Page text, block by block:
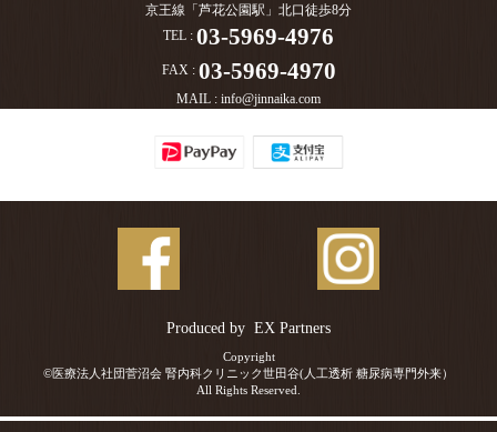
京王線「芦花公園駅」北口徒歩8分
TEL : 03-5969-4976
FAX : 03-5969-4970
MAIL : info@jinnaika.com
Produced by EX Partners
Copyright
©医療法人社団菅沼会 腎内科クリニック世田谷(人工透析 糖尿病専門外来）
All Rights Reserved.